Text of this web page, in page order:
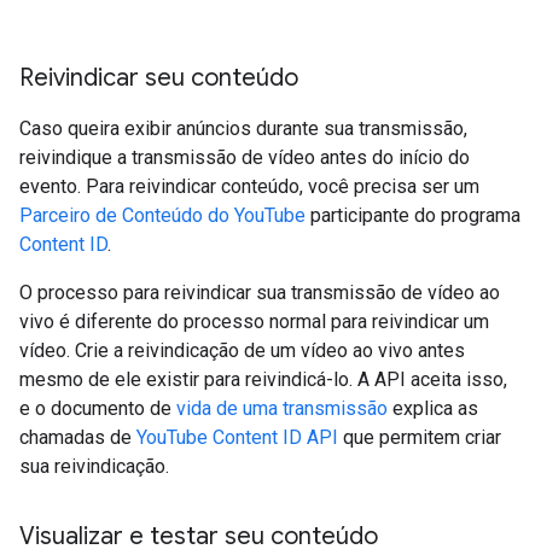
Reivindicar seu conteúdo
Caso queira exibir anúncios durante sua transmissão,
reivindique a transmissão de vídeo antes do início do
evento. Para reivindicar conteúdo, você precisa ser um
Parceiro de Conteúdo do YouTube participante do programa
Content ID.
O processo para reivindicar sua transmissão de vídeo ao
vivo é diferente do processo normal para reivindicar um
vídeo. Crie a reivindicação de um vídeo ao vivo antes
mesmo de ele existir para reivindicá-lo. A API aceita isso,
e o documento de vida de uma transmissão explica as
chamadas de YouTube Content ID API que permitem criar
sua reivindicação.
Visualizar e testar seu conteúdo